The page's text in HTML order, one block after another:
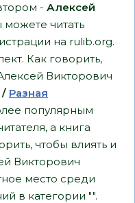
- Алексей
можете читать
на rulib.org.
Как говорить,
Викторович
/ Разная
популярным
а книга
чтобы влиять и
Викторович
место среди
в категории "".